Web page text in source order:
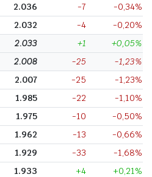
2.036 -7
-0,34%
2.032 -4
-0,20%
2.033 +1
+0,05%
2.008 -25
-1,23%
2.007 -25
-1,23%
1.985 -22
-1,10%
1.975 -10
-0,50%
1.962 -13
-0,66%
1.929 -33
-1,68%
1.933 +4
+0,21%